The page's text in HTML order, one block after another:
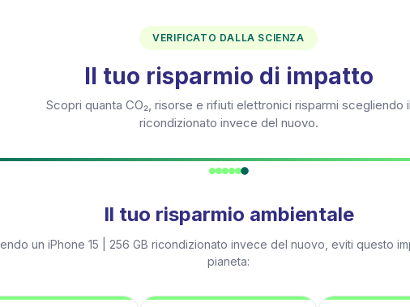
VERIFICATO DALLA SCIENZA
Il tuo risparmio di impatto
Scopri quanta CO₂, risorse e rifiuti elettronici risparmi scegliendo il
ricondizionato invece del nuovo.
Il tuo risparmio ambientale
un iPhone 15 | 256 GB ricondizionato invece del nuovo, eviti questo
pianeta: